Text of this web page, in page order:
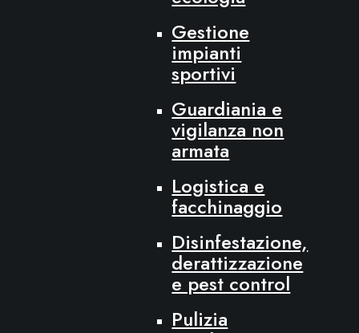
Gestione
impianti
sportivi
Guardiania e
vigilanza non
armata
Logistica e
facchinaggio
Disinfestazione,
derattizzazione
e pest control
Pulizia